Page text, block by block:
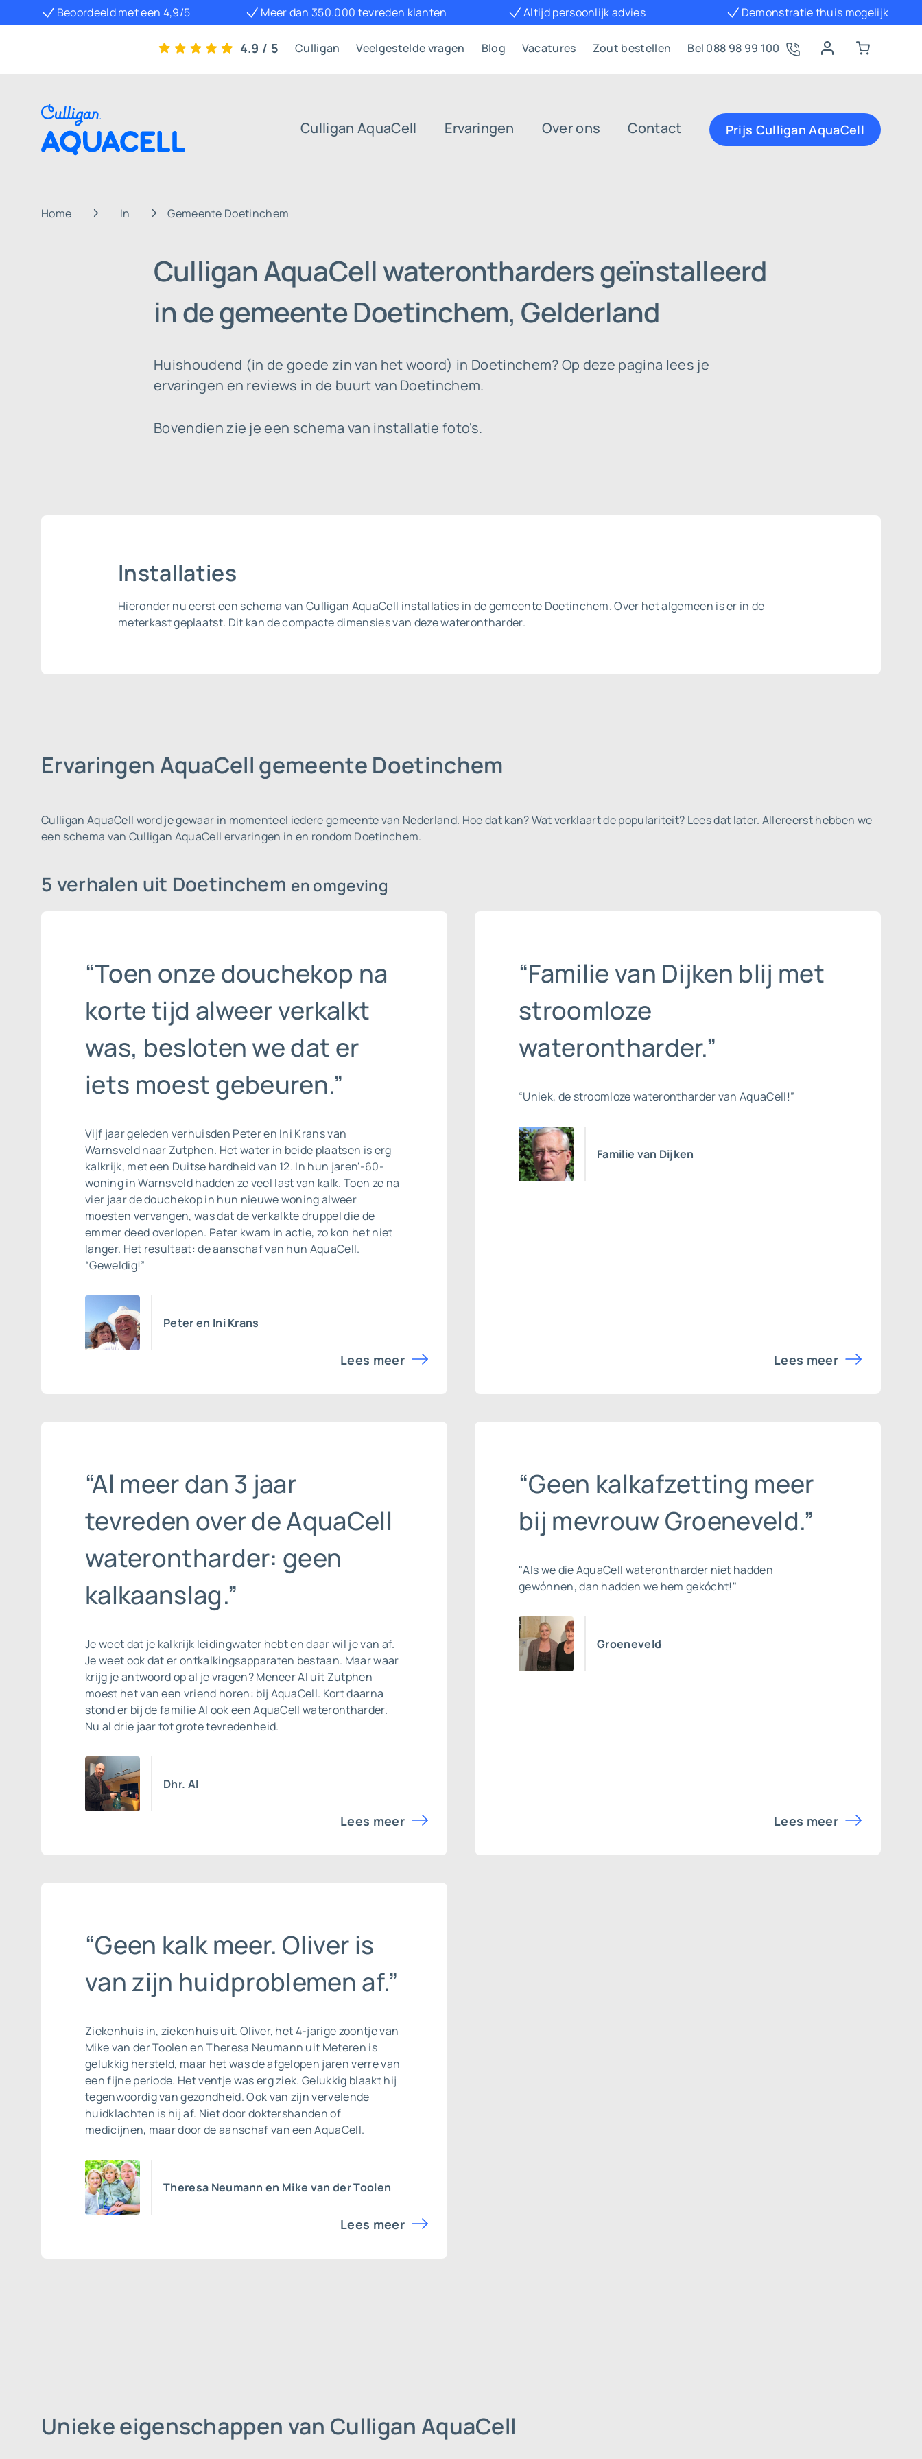
Beoordeeld met een 4,9/5 Meer dan 350.000 tevreden klanten Altijd persoonlijk advies Demonstratie thuis mogelijk
4.9 / 5 Culligan Veelgestelde vragen Blog Vacatures Zout bestellen Bel 088 98 99 100
Culligan AquaCell Ervaringen Over ons Contact Prijs Culligan AquaCell
Home In Gemeente Doetinchem
Culligan AquaCell waterontharders geïnstalleerd
in de gemeente Doetinchem, Gelderland
Huishoudend (in de goede zin van het woord) in Doetinchem? Op deze pagina lees je
ervaringen en reviews in de buurt van Doetinchem.
Bovendien zie je een schema van installatie foto's.
Installaties
Hieronder nu eerst een schema van Culligan AquaCell installaties in de gemeente Doetinchem. Over het algemeen is er in de
meterkast geplaatst. Dit kan de compacte dimensies van deze waterontharder.
Ervaringen AquaCell gemeente Doetinchem
Culligan AquaCell word je gewaar in momenteel iedere gemeente van Nederland. Hoe dat kan? Wat verklaart de populariteit? Lees dat later. Allereerst hebben we
een schema van Culligan AquaCell ervaringen in en rondom Doetinchem.
5 verhalen uit Doetinchem en omgeving
“Toen onze douchekop na
korte tijd alweer verkalkt
was, besloten we dat er
iets moest gebeuren.”
Vijf jaar geleden verhuisden Peter en Ini Krans van
Warnsveld naar Zutphen. Het water in beide plaatsen is erg
kalkrijk, met een Duitse hardheid van 12. In hun jaren'-60-
woning in Warnsveld hadden ze veel last van kalk. Toen ze na
vier jaar de douchekop in hun nieuwe woning alweer
moesten vervangen, was dat de verkalkte druppel die de
emmer deed overlopen. Peter kwam in actie, zo kon het niet
langer. Het resultaat: de aanschaf van hun AquaCell.
“Geweldig!”
Peter en Ini Krans
Lees meer
“Familie van Dijken blij met
stroomloze
waterontharder.”
“Uniek, de stroomloze waterontharder van AquaCell!”
Familie van Dijken
Lees meer
“Al meer dan 3 jaar
tevreden over de AquaCell
waterontharder: geen
kalkaanslag.”
Je weet dat je kalkrijk leidingwater hebt en daar wil je van af.
Je weet ook dat er ontkalkingsapparaten bestaan. Maar waar
krijg je antwoord op al je vragen? Meneer Al uit Zutphen
moest het van een vriend horen: bij AquaCell. Kort daarna
stond er bij de familie Al ook eenAquaCell waterontharder.
Nu al drie jaar tot grote tevredenheid.
Dhr. Al
Lees meer
“Geen kalkafzetting meer
bij mevrouw Groeneveld.”
"Als we die AquaCell waterontharder niet hadden
gewónnen, dan hadden we hem gekócht!"
Groeneveld
Lees meer
“Geen kalk meer. Oliver is
van zijn huidproblemen af.”
Ziekenhuis in, ziekenhuis uit. Oliver, het 4-jarige zoontje van
Mike van der Toolen en Theresa Neumann uit Meteren is
gelukkig hersteld, maar het was de afgelopen jaren verre van
een fijne periode. Het ventje was erg ziek. Gelukkig blaakt hij
tegenwoordig van gezondheid. Ook van zijn vervelende
huidklachten is hij af. Niet door doktershanden of
medicijnen, maar door de aanschaf van een AquaCell.
Theresa Neumann en Mike van der Toolen
Lees meer
Unieke eigenschappen van Culligan AquaCell